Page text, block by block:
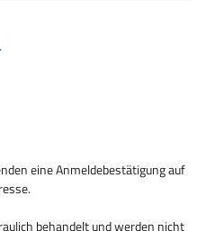
eine Anmeldebestätigung auf
behandelt und werden nicht